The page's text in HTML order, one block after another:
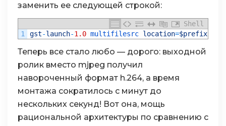
заменить ее следующей строкой:
Shell
1
gst-launch-1.0 multifilesrc location=$prefix
Теперь все стало любо — дорого: выходной
ролик вместо mjpeg получил
навороченный формат h.264, а время
монтажа сократилось с минут до
нескольких секунд! Вот она, мощь
рациональной архитектуры по сравнению с